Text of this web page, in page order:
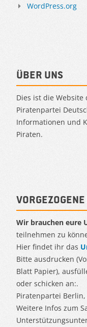
WordPress.org
Über uns
Dies ist die
Piratenpartei
Informationen und
Piraten.
Wir brauchen eure
teilnehmen zu
Hier findet ihr das
Bitte ausdrucken
Blatt Papier),
oder schicken an:.
Piratenpartei
Weitere Infos zum